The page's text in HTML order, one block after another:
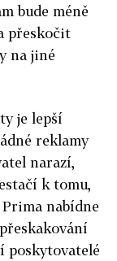
bude méně
přeskočit
na jiné
je lepší
reklamy
narazí,
k tomu,
nabídne
poskytovatelé